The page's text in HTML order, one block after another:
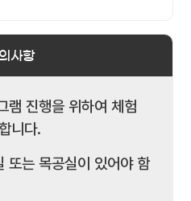
사항
램 진행을 위하여 체험
니다.
또는 목공실이 있어야 함